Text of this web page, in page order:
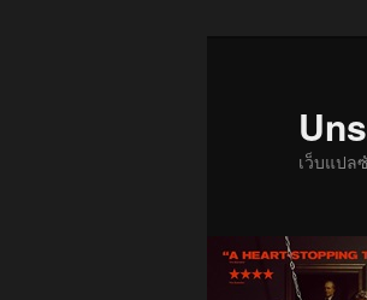
เว็บแปล